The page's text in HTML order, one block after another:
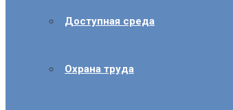
Доступная среда
Охрана труда